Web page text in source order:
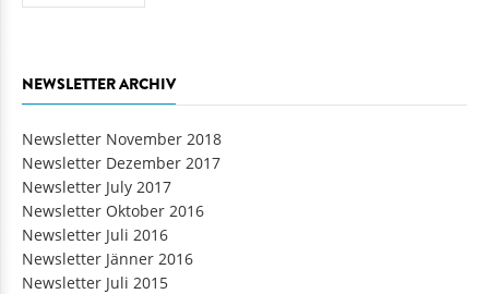
NEWSLETTER ARCHIV
Newsletter November 2018
Newsletter Dezember 2017
Newsletter July 2017
Newsletter Oktober 2016
Newsletter Juli 2016
Newsletter Jänner 2016
Newsletter Juli 2015